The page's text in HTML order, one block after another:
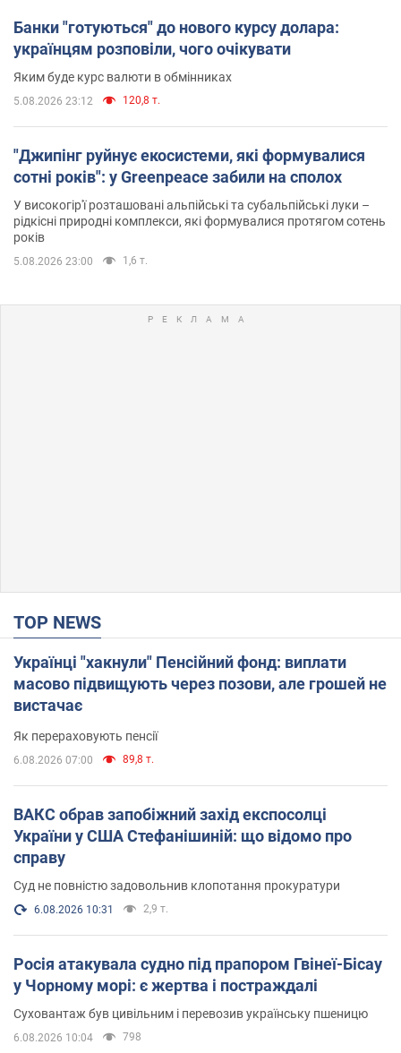
Банки "готуються" до нового курсу долара:
українцям розповіли, чого очікувати
Яким буде курс валюти в обмінниках
5.08.2026 23:12 120,8 т.
"Джипінг руйнує екосистеми, які формувалися
сотні років": у Greenpeace забили на сполох
У високогір'ї розташовані альпійські та субальпійські луки –
рідкісні природні комплекси, які формувалися протягом сотень
років
5.08.2026 23:00 1,6 т.
TOP NEWS
Українці "хакнули" Пенсійний фонд: виплати
масово підвищують через позови, але грошей не
вистачає
Як перераховують пенсії
6.08.2026 07:00 89,8 т.
ВАКС обрав запобіжний захід експосолці
України у США Стефанішиній: що відомо про
справу
Суд не повністю задовольнив клопотання прокуратури
6.08.2026 10:31 2,9 т.
Росія атакувала судно під прапором Гвінеї-Бісау
у Чорному морі: є жертва і постраждалі
Суховантаж був цивільним і перевозив українську пшеницю
6.08.2026 10:04 798